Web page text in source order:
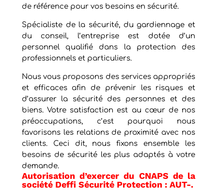
de référence pour vos besoins en sécurité.
Spécialiste de la sécurité, du gardiennage et
du conseil, l’entreprise est dotée d’un
personnel qualifié dans la protection des
professionnels et particuliers.
Nous vous proposons des services appropriés
et efficaces afin de prévenir les risques et
d’assurer la sécurité des personnes et des
biens. Votre satisfaction est au cœur de nos
préoccupations, c’est pourquoi nous
favorisons les relations de proximité avec nos
clients. Ceci dit, nous fixons ensemble les
besoins de sécurité les plus adaptés à votre
demande.
Autorisation d’exercer du CNAPS de la
société Deffi Sécurité Protection : AUT-.